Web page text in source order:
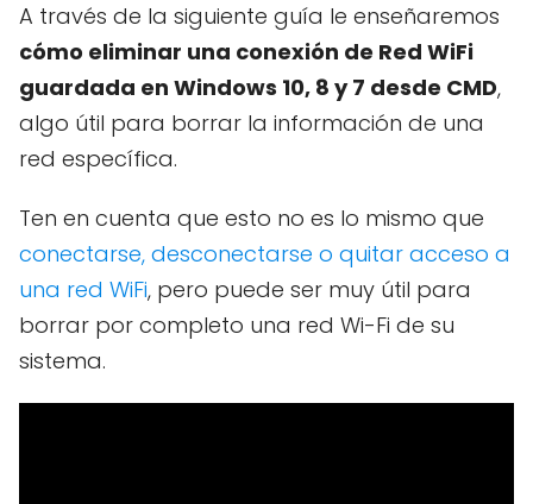
A través de la siguiente guía le enseñaremos
cómo eliminar una conexión de Red WiFi
guardada en Windows 10, 8 y 7 desde CMD,
algo útil para borrar la información de una
red específica.
Ten en cuenta que esto no es lo mismo que
conectarse, desconectarse o quitar acceso a
una red WiFi, pero puede ser muy útil para
borrar por completo una red Wi-Fi de su
sistema.